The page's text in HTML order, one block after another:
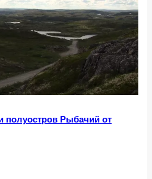
полуостров Рыбачий от